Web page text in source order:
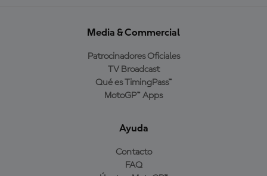
Media & Commercial
Patrocinadores Oficiales
TV Broadcast
Qué es TimingPass™
MotoGP™ Apps
Ayuda
Contacto
FAQ